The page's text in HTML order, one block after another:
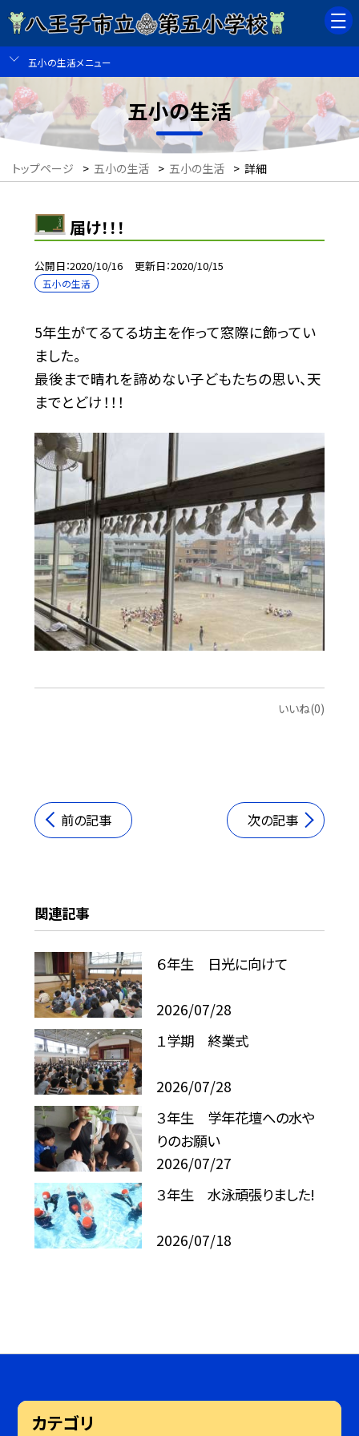
五小の生活メニュー
五小の生活
トップページ > 五小の生活 > 五小の生活 > 詳細
届け！！！
公開日 2020/10/16 更新日 2020/10/15
五小の生活
5年生がてるてる坊主を作って窓際に飾ってい
ました。
最後まで晴れを諦めない子どもたちの思い、天
までとどけ！！！
いいね(0)
前の記事 次の記事
関連記事
６年生 日光に向けて
2026/07/28
１学期 終業式
2026/07/28
３年生 学年花壇への水や
りのお願い
2026/07/27
３年生 水泳頑張りました!
2026/07/18
カテゴリ